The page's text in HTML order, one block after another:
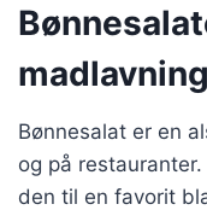
madlavning
Bønnesalat er en
og på
den til en favorit